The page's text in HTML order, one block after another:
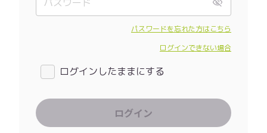
パスワードを忘れた方はこちら
ログインできない場合
ログインしたままにする